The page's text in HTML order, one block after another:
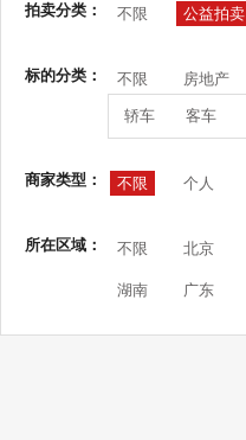
拍卖分类： 不限 公益拍卖
标的分类： 不限 房地产
轿车 客车
商家类型： 不限 个人
所在区域： 不限 北京
湖南 广东